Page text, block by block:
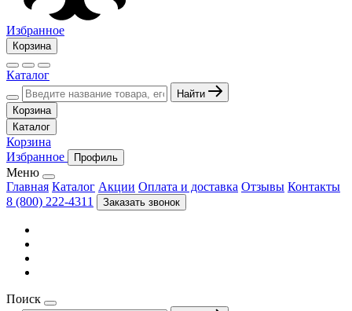
Избранное
Корзина
Каталог
Найти
Корзина
Каталог
Корзина
Избранное
Профиль
Меню
Главная Каталог Акции Оплата и доставка Отзывы Контакты
8 (800) 222-4311
Заказать звонок
Поиск